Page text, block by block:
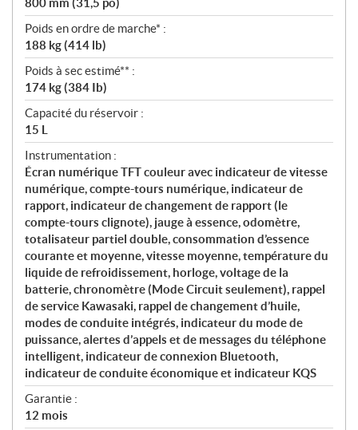
800 mm (31,5 po)
Poids en ordre de marche* :
188 kg (414 lb)
Poids à sec estimé** :
174 kg (384 Ib)
Capacité du réservoir :
15 L
Instrumentation :
Écran numérique TFT couleur avec indicateur de vitesse
numérique, compte-tours numérique, indicateur de
rapport, indicateur de changement de rapport (le
compte-tours clignote), jauge à essence, odomètre,
totalisateur partiel double, consommation d’essence
courante et moyenne, vitesse moyenne, température du
liquide de refroidissement, horloge, voltage de la
batterie, chronomètre (Mode Circuit seulement), rappel
de service Kawasaki, rappel de changement d’huile,
modes de conduite intégrés, indicateur du mode de
puissance, alertes d’appels et de messages du téléphone
intelligent, indicateur de connexion Bluetooth,
indicateur de conduite économique et indicateur KQS
Garantie :
12 mois